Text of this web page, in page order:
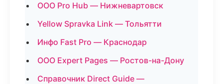
ООО Pro Hub — Нижневартовск
Yellow Spravka Link — Тольятти
Инфо Fast Pro — Краснодар
ООО Expert Pages — Ростов-на-Дону
Справочник Direct Guide —